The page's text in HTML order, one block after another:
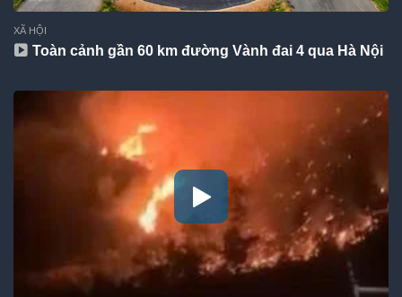
XÃ HỘI
Toàn cảnh gần 60 km đường Vành đai 4 qua Hà Nội